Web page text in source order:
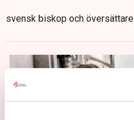
svensk biskop och översättare